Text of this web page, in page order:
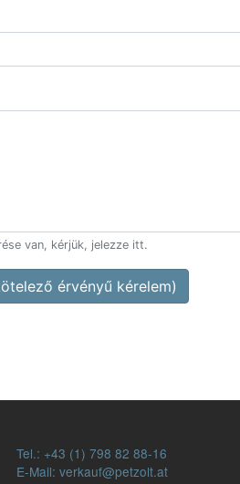
van, kérjük, jelezze itt.
érvényű kérelem)
Tel.: +43 (1) 798 82 88-16
E-Mail: verkauf@petzolt.at